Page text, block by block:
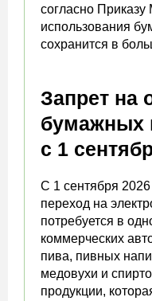
согласно
использования
сохранится в
Запрет на
бумажных
с 1
С 1 сентября
переход на
потребуется в
коммерческих
пива, пивных
медовухи и
продукции,